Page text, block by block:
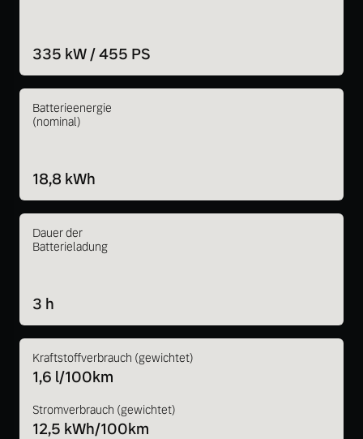
335 kW / 455 PS
Batterieenergie
(nominal)
18,8 kWh
Dauer der
Batterieladung
3 h
Kraftstoffverbrauch (gewichtet)
1,6 l/100km
Stromverbrauch (gewichtet)
12,5 kWh/100km